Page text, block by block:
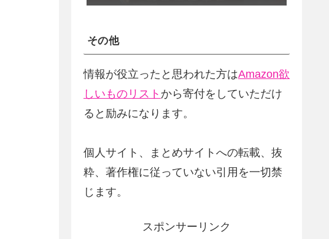
の解決法(改定版)
その他
情報が役立ったと思われた方はAmazon欲
しいものリスト から寄付をしていただけ
ると励みになります。
個人サイト、まとめサイトへの転載、抜
粋、著作権に従っていない引用を一切禁
じます。
スポンサーリンク